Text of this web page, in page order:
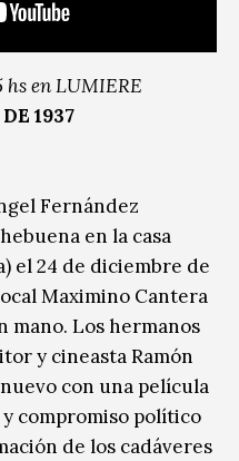
hs en LUMIERE
1937
Fernández
en la casa
el 24 de diciembre de
Maximino Cantera
mano. Los hermanos
y cineasta Ramón
con una película
compromiso político
de los cadáveres